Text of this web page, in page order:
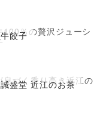
餃子
100％の贅沢ジューシ
盛堂 近江のお茶
息づく香り高き近江の